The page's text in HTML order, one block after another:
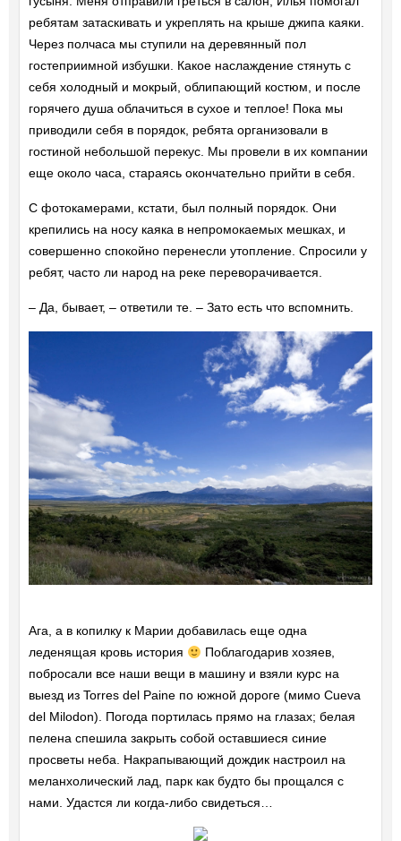
ребятам затаскивать и укреплять на крыше джипа каяки.
Через полчаса мы ступили на деревянный пол
гостеприимной избушки. Какое наслаждение стянуть с
себя холодный и мокрый, облипающий костюм, и после
горячего душа облачиться в сухое и теплое! Пока мы
приводили себя в порядок, ребята организовали в
гостиной небольшой перекус. Мы провели в их компании
еще около часа, стараясь окончательно прийти в себя.
С фотокамерами, кстати, был полный порядок. Они
крепились на носу каяка в непромокаемых мешках, и
совершенно спокойно перенесли утопление. Спросили у
ребят, часто ли народ на реке переворачивается.
– Да, бывает, – ответили те. – Зато есть что вспомнить.
Ага, а в копилку к Марии добавилась еще одна
леденящая кровь история
Поблагодарив хозяев,
побросали все наши вещи в машину и взяли курс на
выезд из Torres del Paine по южной дороге (мимо Cueva
del Milodon). Погода портилась прямо на глазах; белая
пелена спешила закрыть собой оставшиеся синие
просветы неба. Накрапывающий дождик настроил на
меланхолический лад, парк как будто бы прощался с
нами. Удастся ли когда-либо свидеться…